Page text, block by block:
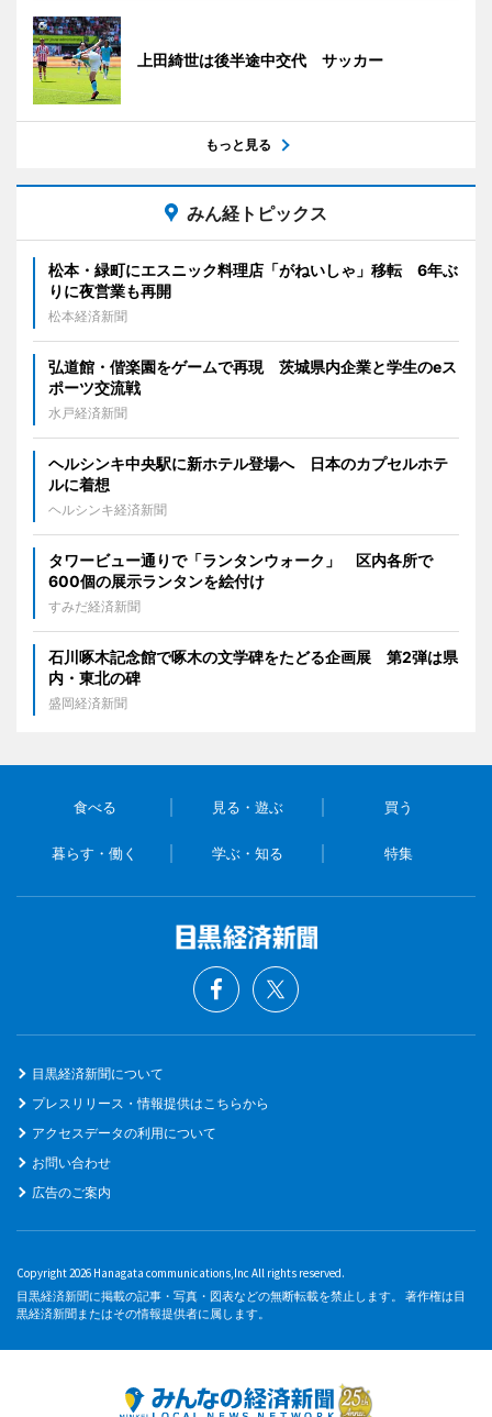
上田綺世は後半途中交代 サッカー
もっと見る
みん経トピックス
松本・緑町にエスニック料理店「がねいしゃ」移転 6年ぶ
りに夜営業も再開
松本経済新聞
弘道館・偕楽園をゲームで再現 茨城県内企業と学生のeス
ポーツ交流戦
水戸経済新聞
ヘルシンキ中央駅に新ホテル登場へ 日本のカプセルホテ
ルに着想
ヘルシンキ経済新聞
タワービュー通りで「ランタンウォーク」 区内各所で
600個の展示ランタンを絵付け
すみだ経済新聞
石川啄木記念館で啄木の文学碑をたどる企画展 第2弾は県
内・東北の碑
盛岡経済新聞
食べる 見る・遊ぶ 買う
暮らす・働く 学ぶ・知る 特集
目黒経済新聞について
プレスリリース・情報提供はこちらから
アクセスデータの利用について
お問い合わせ
広告のご案内
Copyright 2026 Hanagata communications,Inc All rights reserved.
目黒経済新聞に掲載の記事・写真・図表などの無断転載を禁止します。 著作権は目
黒経済新聞またはその情報提供者に属します。